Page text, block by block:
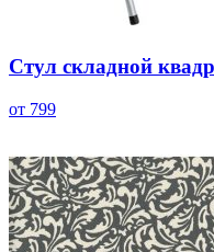
Стул складной
от 799